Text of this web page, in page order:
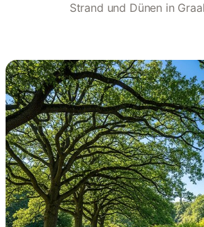
Strand und Dünen in